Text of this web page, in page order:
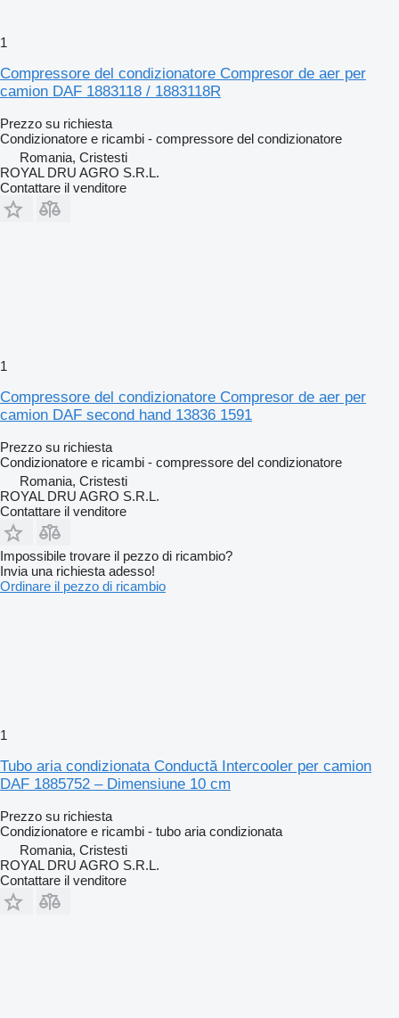
1
Compressore del condizionatore Compresor de aer per
camion DAF 1883118 / 1883118R
Prezzo su richiesta
Condizionatore e ricambi - compressore del condizionatore
Romania, Cristesti
ROYAL DRU AGRO S.R.L.
Contattare il venditore
1
Compressore del condizionatore Compresor de aer per
camion DAF second hand 13836 1591
Prezzo su richiesta
Condizionatore e ricambi - compressore del condizionatore
Romania, Cristesti
ROYAL DRU AGRO S.R.L.
Contattare il venditore
Impossibile trovare il pezzo di ricambio?
Invia una richiesta adesso!
Ordinare il pezzo di ricambio
1
Tubo aria condizionata Conductă Intercooler per camion
DAF 1885752 – Dimensiune 10 cm
Prezzo su richiesta
Condizionatore e ricambi - tubo aria condizionata
Romania, Cristesti
ROYAL DRU AGRO S.R.L.
Contattare il venditore